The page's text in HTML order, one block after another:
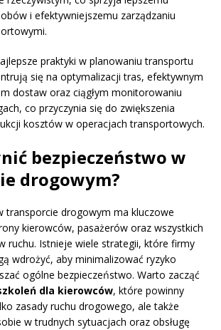
i efektywniejszemu zarządzaniu
praktyki w planowaniu transportu
się na optymalizacji tras, efektywnym
dostaw oraz ciągłym monitorowaniu
co przyczynia się do zwiększenia
kosztów w operacjach transportowych.
bezpieczeństwo w
drogowym?
transporcie drogowym ma kluczowe
kierowców, pasażerów oraz wszystkich
ruchu. Istnieje wiele strategii, które firmy
wdrożyć, aby minimalizować ryzyko
ogólne bezpieczeństwo. Warto zacząć
dla kierowców, które powinny
zasady ruchu drogowego, ale także
w trudnych sytuacjach oraz obsługę